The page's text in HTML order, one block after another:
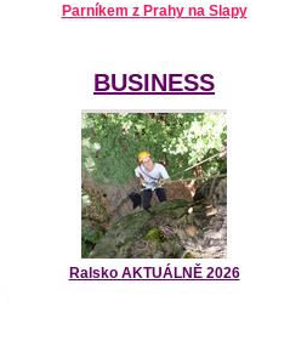
Parníkem z Prahy na Slapy
BUSINESS
Ralsko AKTUÁLNĚ 2026